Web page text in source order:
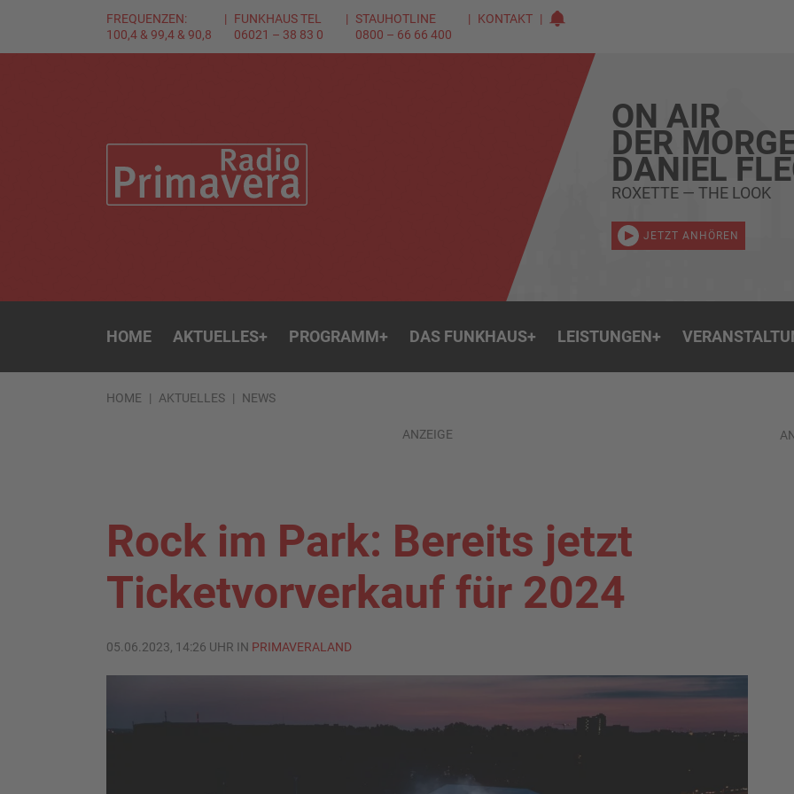
FREQUENZEN:
100,4 & 99,4 & 90,8
FUNKHAUS TEL
06021 – 38 83 0
STAUHOTLINE
0800 – 66 66 400
KONTAKT
ON AIR
DER
DANIEL
ROXETTE — THE LOOK
JETZT ANHÖREN
HOME AKTUELLES+ PROGRAMM+ DAS FUNKHAUS+ LEISTUNGEN+
HOME AKTUELLES NEWS
ANZEIGE
Rock im Park: Bereits jetzt
Ticketvorverkauf für 2024
05.06.2023, 14:26 UHR IN PRIMAVERALAND